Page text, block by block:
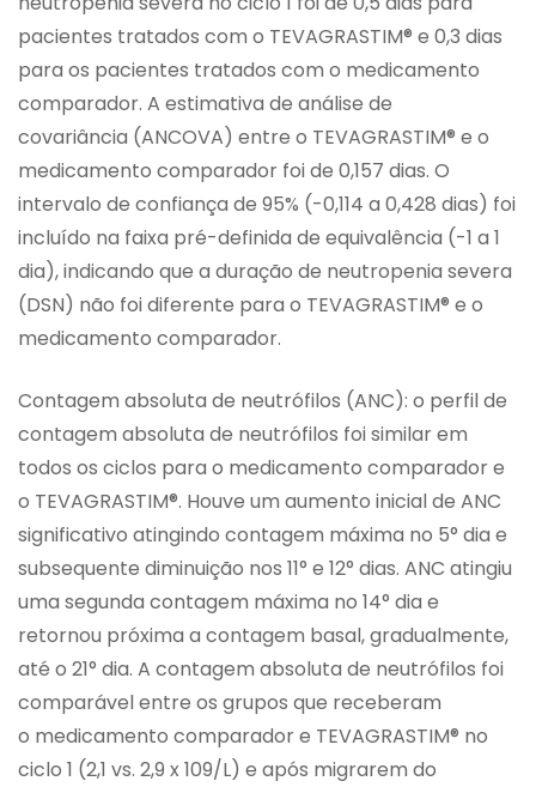
pacientes tratados com o TEVAGRASTIM® e 0,3 dias
para os pacientes tratados com o medicamento
comparador. A estimativa de análise de
covariância (ANCOVA) entre o TEVAGRASTIM® e o
medicamento comparador foi de 0,157 dias. O
intervalo de confiança de 95% (-0,114 a 0,428 dias) foi
incluído na faixa pré-definida de equivalência (-1 a 1
dia), indicando que a duração de neutropenia severa
(DSN) não foi diferente para o TEVAGRASTIM® e o
medicamento comparador.
Contagem absoluta de neutrófilos (ANC): o perfil de
contagem absoluta de neutrófilos foi similar em
todos os ciclos para o medicamento comparador e
o TEVAGRASTIM®. Houve um aumento inicial de ANC
significativo atingindo contagem máxima no 5° dia e
subsequente diminuição nos 11° e 12° dias. ANC atingiu
uma segunda contagem máxima no 14° dia e
retornou próxima a contagem basal, gradualmente,
até o 21° dia. A contagem absoluta de neutrófilos foi
comparável entre os grupos que receberam
o medicamento comparador e TEVAGRASTIM® no
ciclo 1 (2,1 vs. 2,9 x 109/L) e após migrarem do